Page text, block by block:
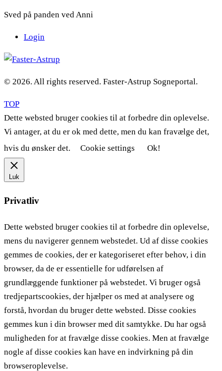
Sved på panden ved Anni
Login
© 2026. All rights reserved. Faster-Astrup Sogneportal.
TOP
Dette websted bruger cookies til at forbedre din oplevelse.
Vi antager, at du er ok med dette, men du kan fravælge det,
hvis du ønsker det.
Cookie settings Ok!
Luk
Privatliv
Dette websted bruger cookies til at forbedre din oplevelse,
mens du navigerer gennem webstedet. Ud af disse cookies
gemmes de cookies, der er kategoriseret efter behov, i din
browser, da de er essentielle for udførelsen af ​​
grundlæggende funktioner på webstedet. Vi bruger også
tredjepartscookies, der hjælper os med at analysere og
forstå, hvordan du bruger dette websted. Disse cookies
gemmes kun i din browser med dit samtykke. Du har også
muligheden for at fravælge disse cookies. Men at fravælge
nogle af disse cookies kan have en indvirkning på din
browseroplevelse.